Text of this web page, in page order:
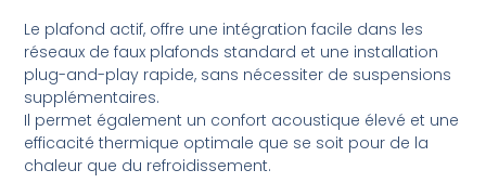
Le plafond actif, offre une intégration facile dans les
réseaux de faux plafonds standard et une installation
plug-and-play rapide, sans nécessiter de suspensions
supplémentaires.
Il permet également un confort acoustique élevé et une
efficacité thermique optimale que se soit pour de la
chaleur que du refroidissement.